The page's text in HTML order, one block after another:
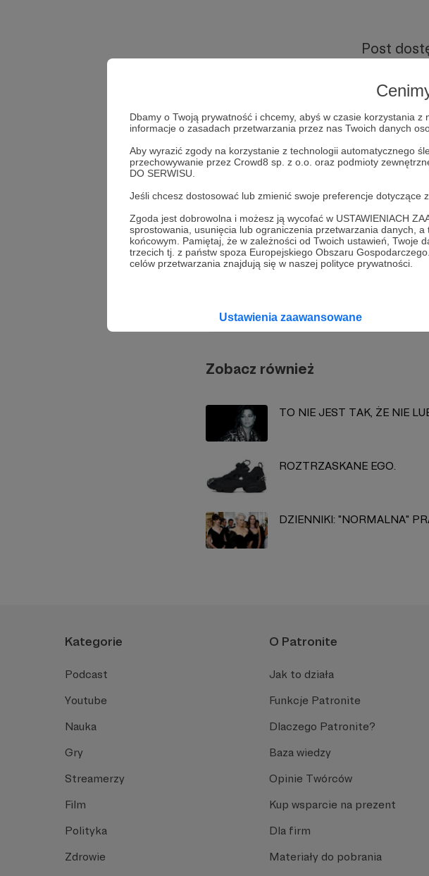
Dbamy o Twoją prywatność i chcemy, abyś w czasie korzystania
informacje o zasadach przetwarzania przez nas Twoich danych
Aby wyrazić zgody na korzystanie z technologii automatycznego
przechowywanie przez Crowd8 sp. z o.o. oraz podmioty
DO SERWISU.
Jeśli chcesz dostosować lub zmienić swoje preferencje dotyczące
Zgoda jest dobrowolna i możesz ją wycofać w USTAWIENIACH
sprostowania, usunięcia lub ograniczenia przetwarzania danych,
końcowym. Pamiętaj, że w zależności od Twoich ustawień, Twoje
trzecich tj. z państw spoza Europejskiego Obszaru
celów przetwarzania znajdują się w naszej polityce prywatności.
Ustawienia zaawansowane
Post
Bartek Fetysz Dzienniki Eurowizyjne Eurowizja
Udostępnij
Zobacz również
TO NIE JEST TAK, ŻE NIE
ROZTRZASKANE EGO.
DZIENNIKI: "NORMALNA"
Kategorie
Podcast
Youtube
Nauka
Gry
Streamerzy
Film
Polityka
Zdrowie
O Patronite
Jak to działa
Funkcje Patronite
Dlaczego Patronite?
Baza wiedzy
Opinie Twórców
Kup wsparcie na prezent
Dla firm
Materiały do pobrania